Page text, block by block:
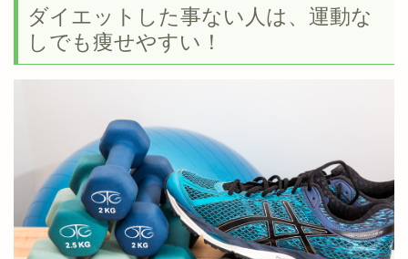
ダイエットした事ない人は、運動な
しでも痩せやすい！